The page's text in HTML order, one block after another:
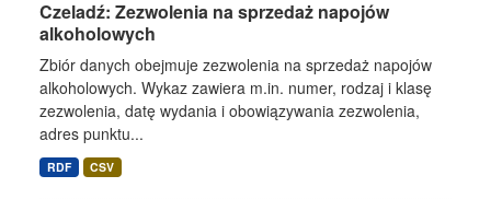
Czeladź: Zezwolenia na sprzedaż napojów
alkoholowych
Zbiór danych obejmuje zezwolenia na sprzedaż napojów
alkoholowych. Wykaz zawiera m.in. numer, rodzaj i klasę
zezwolenia, datę wydania i obowiązywania zezwolenia,
adres punktu...
RDF CSV